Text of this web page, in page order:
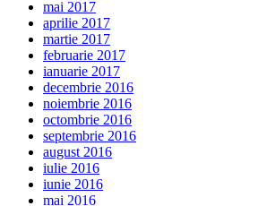
mai 2017
aprilie 2017
martie 2017
februarie 2017
ianuarie 2017
decembrie 2016
noiembrie 2016
octombrie 2016
septembrie 2016
august 2016
iulie 2016
iunie 2016
mai 2016